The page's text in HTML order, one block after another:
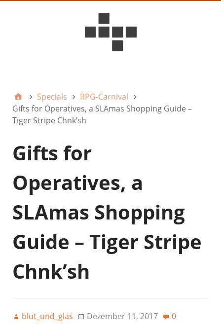
Specials
RPG-Carnival
Gifts for Operatives, a SLAmas Shopping Guide –
Tiger Stripe Chnk’sh
Gifts for
Operatives, a
SLAmas Shopping
Guide – Tiger Stripe
Chnk’sh
blut_und_glas Dezember 11, 2017 0